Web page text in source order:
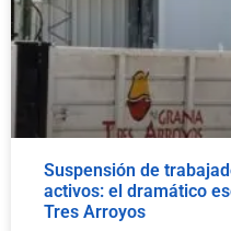
Suspensión de
activos: el dramático
Tres Arroyos